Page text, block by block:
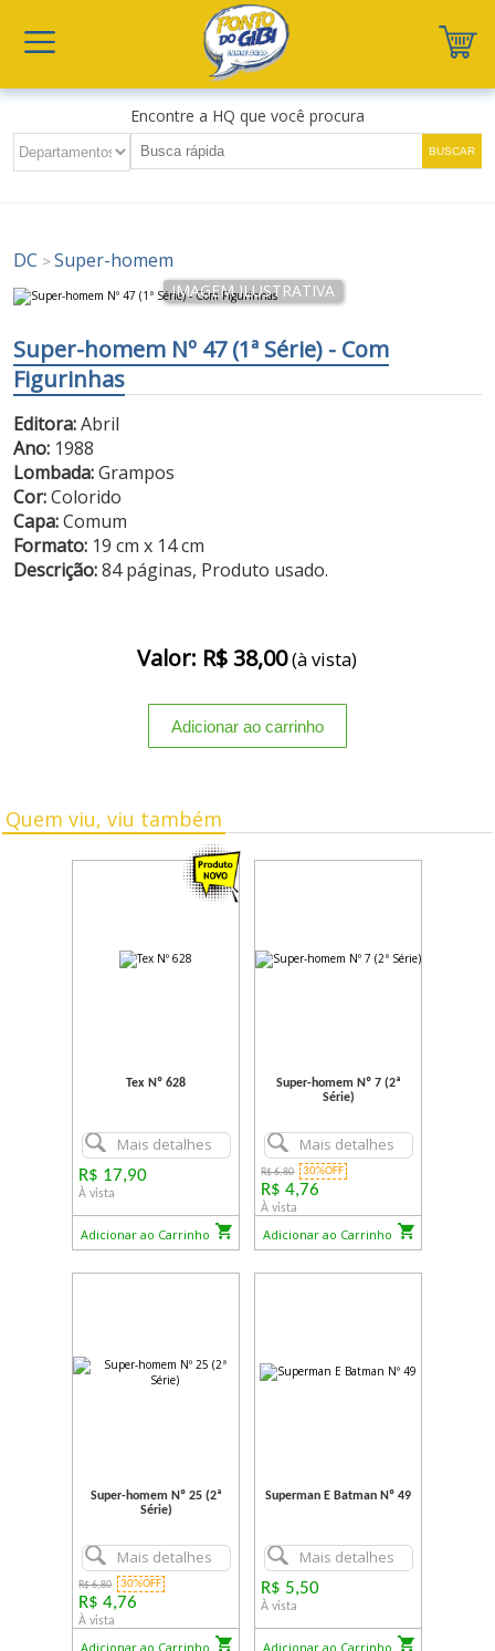
Encontre a HQ que você procura
DC >Super-homem
Super-homem Nº 47 (1ª Série) - Com
Figurinhas
Editora:Abril
Ano: 1988
Lombada:Grampos
Cor:Colorido
Capa:Comum
Formato: 19 cm x 14 cm
Descrição:84 páginas, Produto usado.
Valor: R$ 38,00(à vista)
Quem viu, viu também
Tex Nº 628
Mais detalhes
R$ 17,90
À vista
Adicionar ao Carrinho
Super-homem Nº 7 (2ª
Série)
Mais detalhes
R$ 6,80 30%OFF
R$ 4,76
À vista
Adicionar ao Carrinho
Super-homem Nº 25 (2ª
Série)
Mais detalhes
R$ 6,80 30%OFF
R$ 4,76
À vista
Adicionar ao Carrinho
Superman E Batman Nº 49
Mais detalhes
R$ 5,50
À vista
Adicionar ao Carrinho